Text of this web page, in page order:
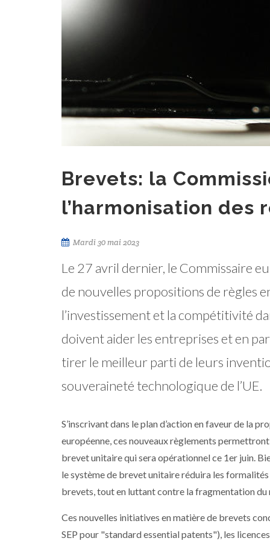
Brevets: la
l’harmonisation des
Mardi 30 mai 2023
Le 27 avril dernier, le Commissaire
de nouvelles propositions de règles
l’investissement et la compétitivité
doivent aider les entreprises et en
tirer le meilleur parti de leurs
souveraineté technologique de l’UE.
S’inscrivant dans le plan d’action en faveur de la
européenne, ces nouveaux règlements
brevet unitaire qui sera opérationnel ce 1er juin.
le système de brevet unitaire réduira les
brevets, tout en luttant contre la fragmentation
Ces nouvelles initiatives en matière de brevets
SEP pour "standard essential patents"), les